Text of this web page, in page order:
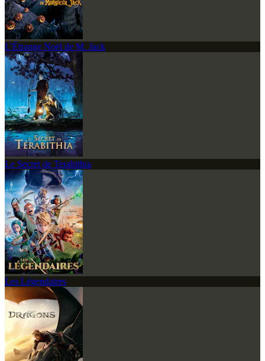
L'Étrange Noël de M. Jack
Le Secret de Terabithia
Les Légendaires